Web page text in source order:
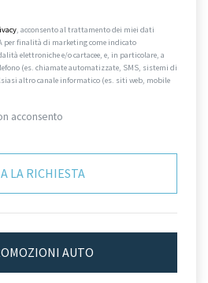
, acconsento al trattamento dei miei dati
per finalità di marketing come indicato
elettroniche e/o cartacee, e, in particolare, a
(es. chiamate automatizzate, SMS, sistemi di
altro canale informatico (es. siti web, mobile
acconsento
AUTO